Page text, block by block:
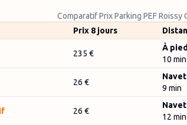
Comparatif Prix Parking PEF Roissy
Prix 8 jours
235 €
À pied
10 min
26 €
9 min
26 €
12 min